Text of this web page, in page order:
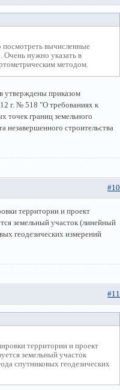
вычисленные
Очень нужно указать в
методом.
утверждены приказом
г. № 518 "О требованиях к
точек границ земельного
незавершенного строительства
#10
территории и проект
земельный участок (линейный
геодезических измерений
#11
территории и проект
земельный участок
спутниковых геодезических